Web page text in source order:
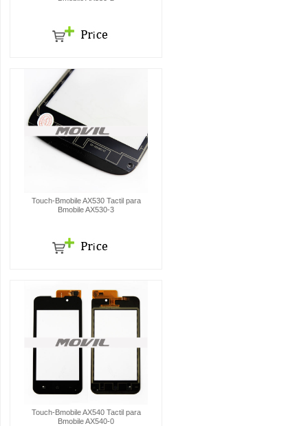
Touch-Bmobile AX530 Tactil para
Bmobile AX530-3
Touch-Bmobile AX540 Tactil para
Bmobile AX540-0